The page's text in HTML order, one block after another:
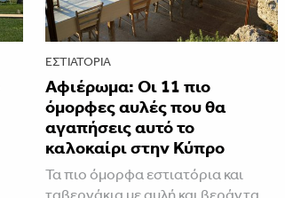
ΕΣΤΙΑΤΌΡΙΑ
Αφιέρωμα: Οι 11 πιο
όμορφες αυλές που θα
αγαπήσεις αυτό το
καλοκαίρι στην Κύπρο
Τα πιο όμορφα εστιατόρια και